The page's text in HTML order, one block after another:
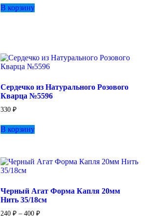
В корзину
Сердечко из Натурального Розового
Кварца №5596
330₽
В корзину
Черный Агат Форма Капля 20мм
Нить 35/18см
240₽ – 400₽Диапазон